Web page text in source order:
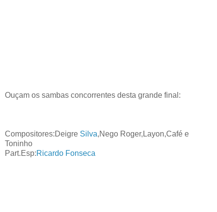
Ouçam os sambas concorrentes desta grande final:
Compositores:Deigre Silva,Nego Roger,Layon,Café e
Toninho
Part.Esp:Ricardo Fonseca